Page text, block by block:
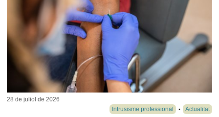
28 de juliol de 2026
Intrusisme professional
Actualitat